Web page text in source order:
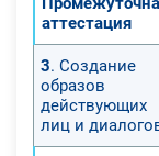
аттестация
3. Создание
образов
действующих
лиц и